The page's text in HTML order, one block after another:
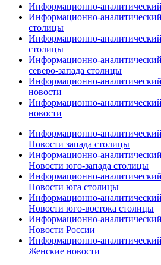
Информационно-
Информационно-
столицы
Информационно-
столицы
Информационно-
северо-запада столицы
Информационно-
новости
Информационно-
новости
Информационно-
Новости запада столицы
Информационно-
Новости юго-запада столицы
Информационно-
Новости юга столицы
Информационно-
Новости юго-востока столицы
Информационно-
Новости России
Информационно-
Женские новости